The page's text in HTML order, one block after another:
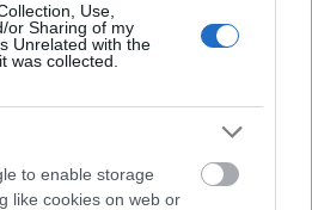
Use,
or Sharing of my
Unrelated with the
was collected.
to enable storage
like cookies on web or